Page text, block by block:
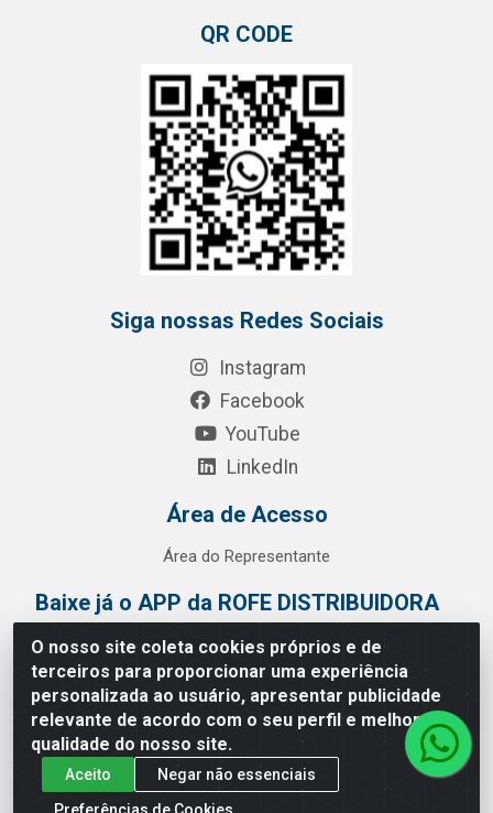
O nosso site coleta cookies próprios e de
terceiros para proporcionar uma experiência
personalizada ao usuário, apresentar publicidade
relevante de acordo com o seu perfil e melhorar a
qualidade do nosso site.
Aceito
Negar não essenciais
Preferências de Cookies
QR CODE
Siga nossas Redes Sociais
Instagram
Facebook
YouTube
LinkedIn
Área de Acesso
Área do Representante
Baixe já o APP da ROFE DISTRIBUIDORA